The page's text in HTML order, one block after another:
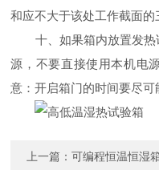
和应不大于该处工作截面的
十、如果箱内放置发热
源，不要直接使用本机电
意：开启箱门的时间要尽可
上一篇：可编程恒温恒湿